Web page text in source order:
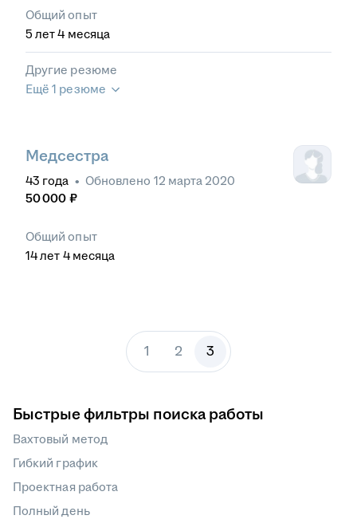
Общий опыт
5 лет 4 месяца
Другие резюме
Ещё 1 резюме
Медсестра
43 года • Обновлено 12 марта 2020
50 000 ₽
Общий опыт
14лет 4 месяца
1 2 3
Быстрые фильтры поиска работы
Вахтовый метод
Гибкий график
Проектная работа
Полный день